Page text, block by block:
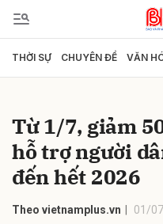
THỜI SỰ CHUYÊN ĐỀ VĂN
Từ 1/7, giảm
hỗ trợ người
đến hết 2026
Theo vietnamplus.vn 01/
Gửi bình luận